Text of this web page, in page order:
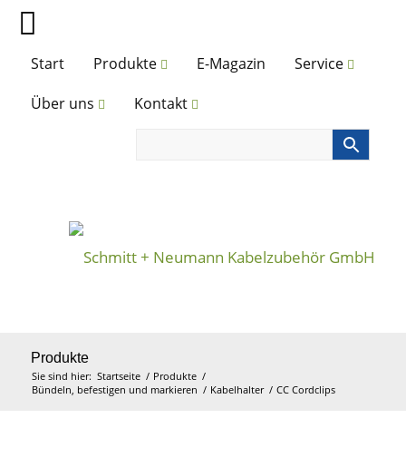
Start Produkte E-Magazin
Service
Über uns
Kontakt
Produkte
Sie sind hier: Startseite / Produkte /
Bündeln, befestigen und markieren / Kabelhalter / CC Cordclips